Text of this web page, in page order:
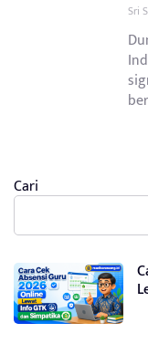
Sri
Cari